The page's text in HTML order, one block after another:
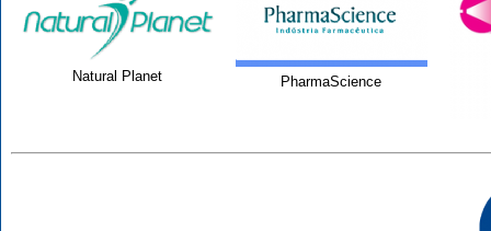
Natural Planet PharmaScience